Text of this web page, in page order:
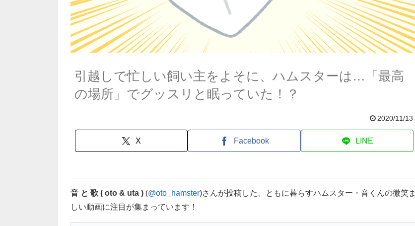
引越しで忙しい飼い主をよそに、ハムスターは…「最高
の場所」でグッスリと眠っていた！？
2020/11/13
X Facebook LINE
音 と 歌 ( oto & uta ) (@oto_hamster)さんが投稿した、ともに暮らすハムスター・音くんの微笑ま
しい動画に注目が集まっています！